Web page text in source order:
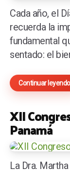
Cada año, el
recuerda la
fundamental
sentado: el
Continuar leyendo
XII
Panamá
La Dra.